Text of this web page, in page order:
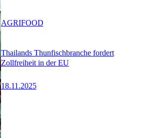
Thailands Thunfischbranche fordert
Zollfreiheit in der EU
18.11.2025
AGRIFOOD